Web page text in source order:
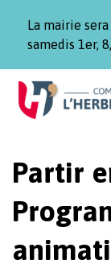
La mairie
samedis 1er,
Aller
Aller
contenu
Aller
pied
Partir